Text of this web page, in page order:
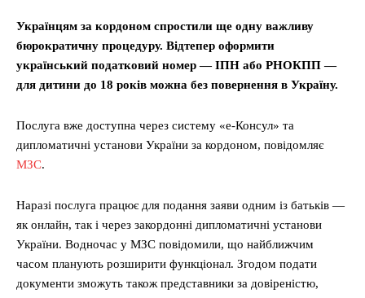
Українцям за кордоном спростили ще одну важливу
бюрократичну процедуру. Відтепер оформити
український податковий номер — ІПН або РНОКПП —
для дитини до 18 років можна без повернення в Україну.
Послуга вже доступна через систему «е-Консул» та
дипломатичні установи України за кордоном, повідомляє
МЗС.
Наразі послуга працює для подання заяви одним із батьків —
як онлайн, так і через закордонні дипломатичні установи
України. Водночас у МЗС повідомили, що найближчим
часом планують розширити функціонал. Згодом подати
документи зможуть також представники за довіреністю,